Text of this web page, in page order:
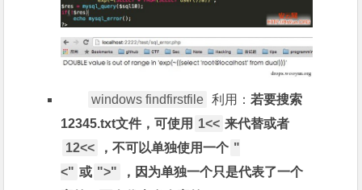
windows findfirstfile 利用：若要搜索
12345.txt文件，可使用 1<< 来代替或者
12<<
，不可以单独使用一个 "
<" 或 ">"
，因为单独一个只是代表了一个